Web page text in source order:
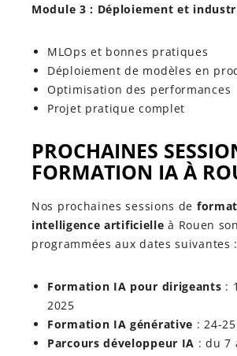
Module 3 : Déploiement et
MLOps et bonnes pratiques
Déploiement de modèles en
Optimisation des performances
Projet pratique complet
PROCHAINES
FORMATION IA À
Nos prochaines sessions de
intelligence artificielle à Rouen
programmées aux dates suivantes :
Formation IA pour dirigeants :
2025
Formation IA générative : 24-
Parcours développeur IA : du 7